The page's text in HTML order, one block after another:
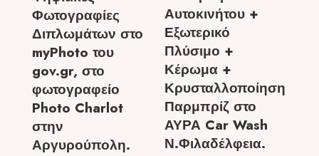
Φωτογραφίες
Διπλωμάτων στο
myPhoto του
gov.gr, στο
φωτογραφείο
Photo Charlot
στην
Αργυρούπολη.
Αυτοκινήτου +
Εξωτερικό
Πλύσιμο +
Κέρωμα +
Κρυσταλλοποίηση
Παρμπρίζ στο
ΑΥΡΑ Car Wash
Ν.Φιλαδέλφεια.